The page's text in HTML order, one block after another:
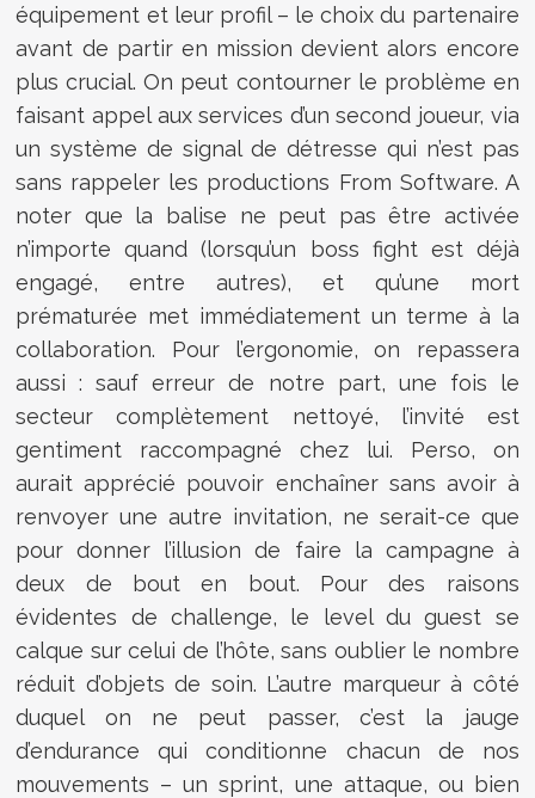
équipement et leur profil – le choix du partenaire
avant de partir en mission devient alors encore
plus crucial. On peut contourner le problème en
faisant appel aux services d’un second joueur, via
un système de signal de détresse qui n’est pas
sans rappeler les productions From Software. A
noter que la balise ne peut pas être activée
n’importe quand (lorsqu’un boss fight est déjà
engagé, entre autres), et qu’une mort
prématurée met immédiatement un terme à la
collaboration. Pour l’ergonomie, on repassera
aussi : sauf erreur de notre part, une fois le
secteur complètement nettoyé, l’invité est
gentiment raccompagné chez lui. Perso, on
aurait apprécié pouvoir enchaîner sans avoir à
renvoyer une autre invitation, ne serait-ce que
pour donner l’illusion de faire la campagne à
deux de bout en bout. Pour des raisons
évidentes de challenge, le level du guest se
calque sur celui de l’hôte, sans oublier le nombre
réduit d’objets de soin. L’autre marqueur à côté
duquel on ne peut passer, c’est la jauge
d’endurance qui conditionne chacun de nos
mouvements – un sprint, une attaque, ou bien